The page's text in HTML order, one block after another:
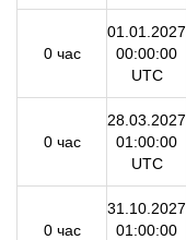
0 час
01.01.2027
00:00:00
UTC
0 час
28.03.2027
01:00:00
UTC
0 час
31.10.2027
01:00:00